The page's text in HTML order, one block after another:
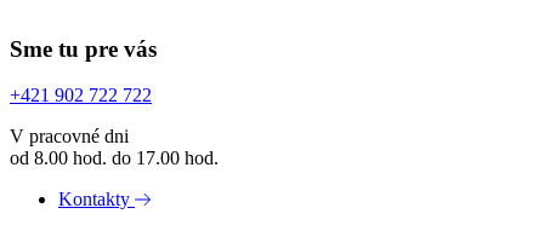
Sme tu pre vás
+421 902 722 722
V pracovné dni
od 8.00 hod. do 17.00 hod.
Kontakty